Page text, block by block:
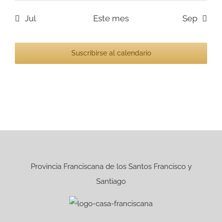
Jul Este mes Sep
Suscribirse al calendario
Provincia Franciscana de los Santos Francisco y
Santiago